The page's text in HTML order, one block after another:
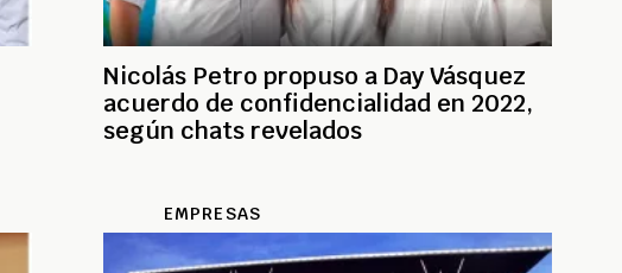
Nicolás Petro propuso a Day Vásquez
acuerdo de confidencialidad en 2022,
según chats revelados
EMPRESAS